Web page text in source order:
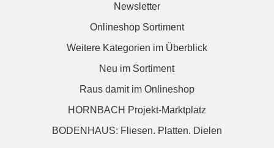
Newsletter
Onlineshop Sortiment
Weitere Kategorien im Überblick
Neu im Sortiment
Raus damit im Onlineshop
HORNBACH Projekt-Marktplatz
BODENHAUS: Fliesen. Platten. Dielen